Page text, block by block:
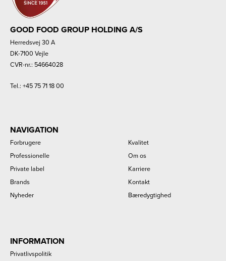
GOOD FOOD GROUP HOLDING A/S
Herredsvej 30 A
DK-7100 Vejle
CVR-nr.: 54664028
Tel.: +45 75 71 18 00
NAVIGATION
Forbrugere
Professionelle
Private label
Brands
Nyheder
Kvalitet
Om os
Karriere
Kontakt
Bæredygtighed
INFORMATION
Privatlivspolitik